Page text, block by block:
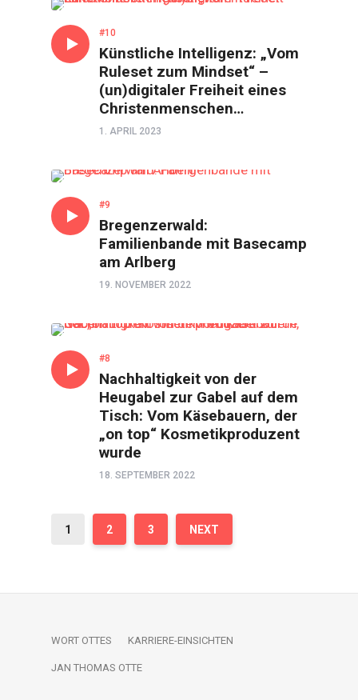
#10
Künstliche Intelligenz: „Vom
Ruleset zum Mindset“ –
(un)digitaler Freiheit eines
Christenmenschen…
1. APRIL 2023
#9
Bregenzerwald:
Familienbande mit Basecamp
am Arlberg
19. NOVEMBER 2022
#8
Nachhaltigkeit von der
Heugabel zur Gabel auf dem
Tisch: Vom Käsebauern, der
„on top“ Kosmetikproduzent
wurde
18. SEPTEMBER 2022
1 2 3 NEXT
WORT OTTES KARRIERE-EINSICHTEN
JAN THOMAS OTTE